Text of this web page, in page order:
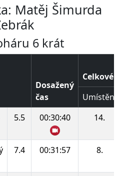
Matěj Šimurda
6 krát
Dosažený
čas
Celkové
Umístění
5.5 00:30:40 14.
7.4 00:31:57 8.